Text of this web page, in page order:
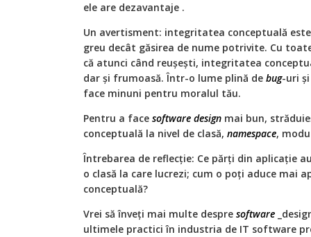
ele are dezavantaje .
Un avertisment: integritatea conceptuală
greu decât găsirea de nume potrivite. Cu
că atunci când reușești, integritatea
dar și frumoasă. Într-o lume plină de bug-uri
face minuni pentru moralul tău.
Pentru a face software design mai bun,
conceptuală la nivel de clasă, namespace,
Întrebarea de reflecție: Ce părți din aplicație
o clasă la care lucrezi; cum o poți aduce mai
conceptuală?
Vrei să înveți mai multe despre software
ultimele practici în industria de IT software